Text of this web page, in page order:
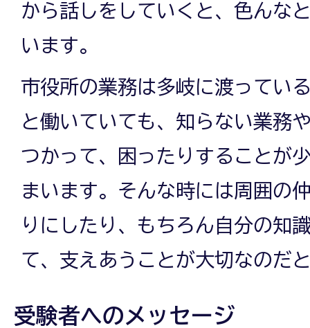
来
から話しをしていくと、色んな
います。
市役所の業務は多岐に渡ってい
と働いていても、知らない業務
つかって、困ったりすることが
まいます。そんな時には周囲の
りにしたり、もちろん自分の知
て、支えあうことが大切なのだ
受験者へのメッセージ